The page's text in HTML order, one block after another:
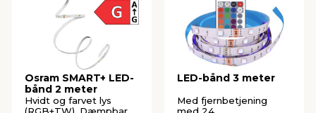
Osram SMART+ LED-
bånd 2 meter
Hvidt og farvet lys
LED-bånd 3 meter
Med fjernbetjening